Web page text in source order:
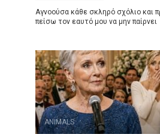
Αγνοούσα κάθε σκληρό σχόλιο και
πείσω τον εαυτό μου να μην παίρνει
ANIMALS